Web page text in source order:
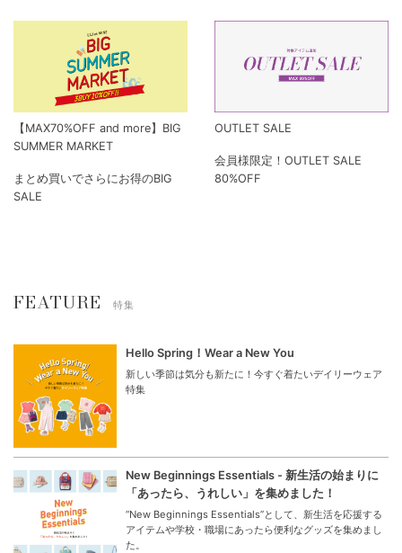
【MAX70%OFF and more】BIG
SUMMER MARKET
まとめ買いでさらにお得のBIG
SALE
OUTLET SALE
会員様限定！OUTLET SALE
80%OFF
FEATURE 特集
Hello Spring！Wear a New You
新しい季節は気分も新たに！今すぐ着たいデイリーウェア
特集
New Beginnings Essentials - 新生活の始まりに
「あったら、うれしい」を集めました！
“New Beginnings Essentials”として、新生活を応援する
アイテムや学校・職場にあったら便利なグッズを集めまし
た。